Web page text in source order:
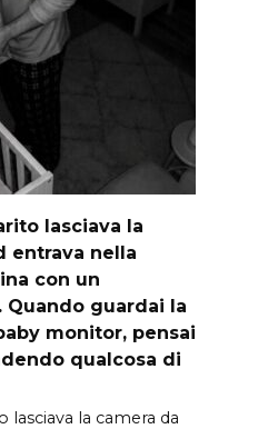
lasciava la
entrava nella
con un
guardai la
monitor, pensai
qualcosa di
la camera da